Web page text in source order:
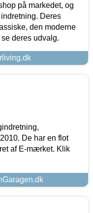
på markedet, og
Deres
den moderne
deres udvalg.
De har en flot
af E-mærket. Klik